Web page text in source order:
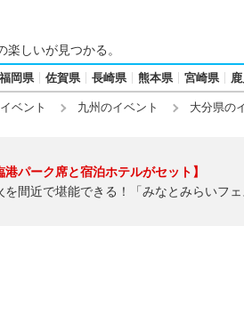
楽しいが見つかる。
福岡県 佐賀県 長崎県 熊本県 宮崎県
イベント 九州のイベント 大分県の
港パーク席と宿泊ホテルがセット】
を間近で堪能できる！「みなとみらいフ